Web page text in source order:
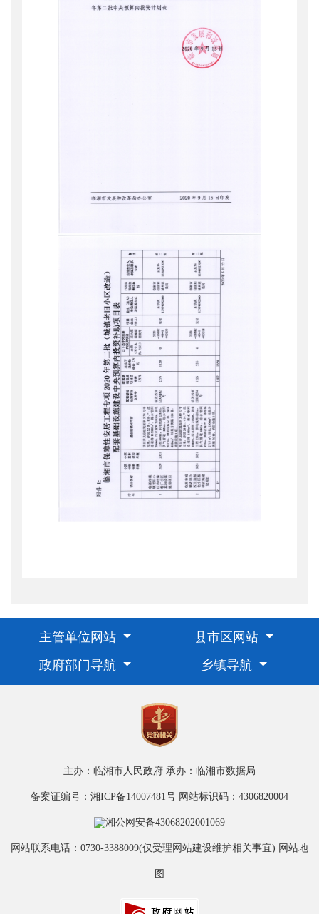
主管单位网站
县市区网站
政府部门导航
乡镇导航
主办：临湘市人民政府 承办：临湘市数据局
备案证编号：湘ICP备14007481号 网站标识码：4306820004
湘公网安备43068202001069
网站联系电话：0730-3388009(仅受理网站建设维护相关事宜) 网站地
图